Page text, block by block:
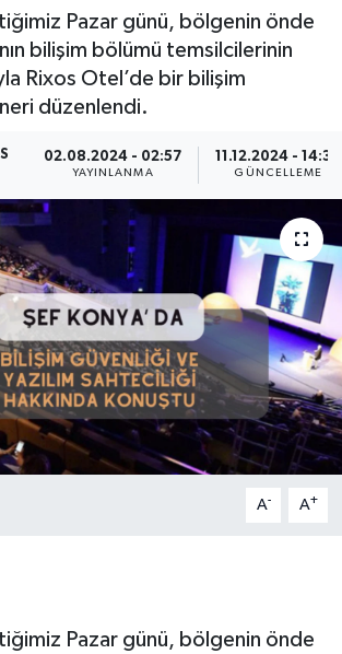
Pazar günü, bölgenin önde
bilişim bölümü temsilcilerinin
Rixos Otel’de bir bilişim
düzenlendi.
02.08.2024 - 02:57
YAYINLANMA
11.12.2024 - 14:38
GÜNCELLEME
A- A+
Pazar günü, bölgenin önde